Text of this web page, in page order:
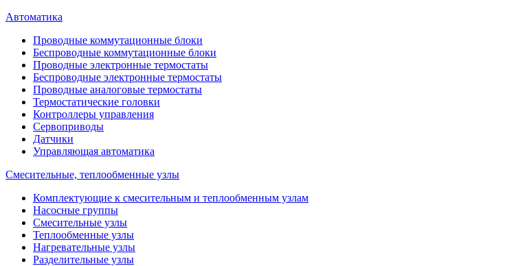
Автоматика
Проводные коммутационные блоки
Беспроводные коммутационные блоки
Проводные электронные термостаты
Беспроводные электронные термостаты
Проводные аналоговые термостаты
Термостатические головки
Контроллеры управления
Сервоприводы
Датчики
Управляющая автоматика
Смесительные, теплообменные узлы
Комплектующие к смесительным и теплообменным узлам
Насосные группы
Смесительные узлы
Теплообменные узлы
Нагревательные узлы
Разделительные узлы